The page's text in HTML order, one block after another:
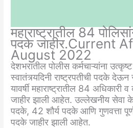
महाराष्ट्रातील 84
पदके जाहीर.Current
August 2022
देशभरातील पोलीस कर्मचाऱ्यांना
स्वातंत्र्यदिनी राष्ट्रपतीची पदके
यावर्षी महाराष्ट्रातील 84 अधिकारी
जाहीर झाली आहेत. उल्लेखनीय सेवा
पदके, 42 शौर्य पदके आणि गुणवत्ता
पदके जाहीर झाली आहेत.